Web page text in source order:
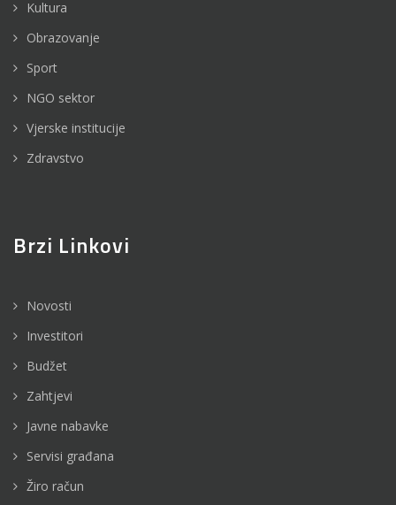
Kultura
Obrazovanje
Sport
NGO sektor
Vjerske institucije
Zdravstvo
Brzi Linkovi
Novosti
Investitori
Budžet
Zahtjevi
Javne nabavke
Servisi građana
Žiro račun